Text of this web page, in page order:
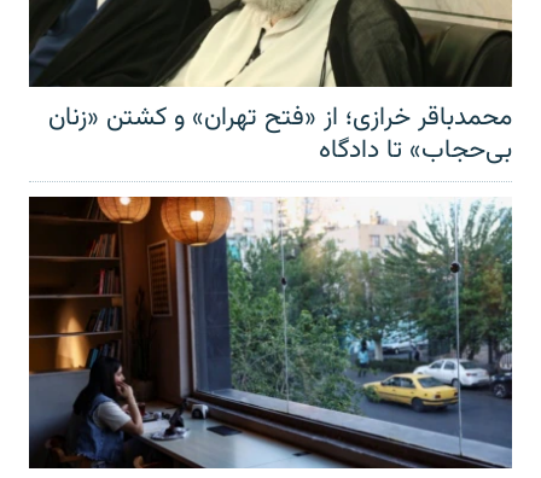
محمدباقر خرازی؛ از «فتح تهران» و کشتن «زنان
بی‌حجاب» تا دادگاه